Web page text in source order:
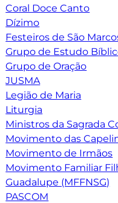
Coral Doce Canto
Dízimo
Festeiros de São
Grupo de Estudo
Grupo de Oração
JUSMA
Legião de Maria
Liturgia
Ministros da Sagrada
Movimento das
Movimento de Irmãos
Movimento Familiar
Guadalupe (MFFNSG)
PASCOM